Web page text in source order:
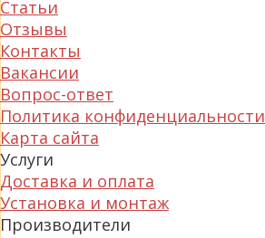
Статьи
Отзывы
Контакты
Вакансии
Вопрос-ответ
Политика конфиденциальности
Карта сайта
Услуги
Доставка и оплата
Установка и монтаж
Производители